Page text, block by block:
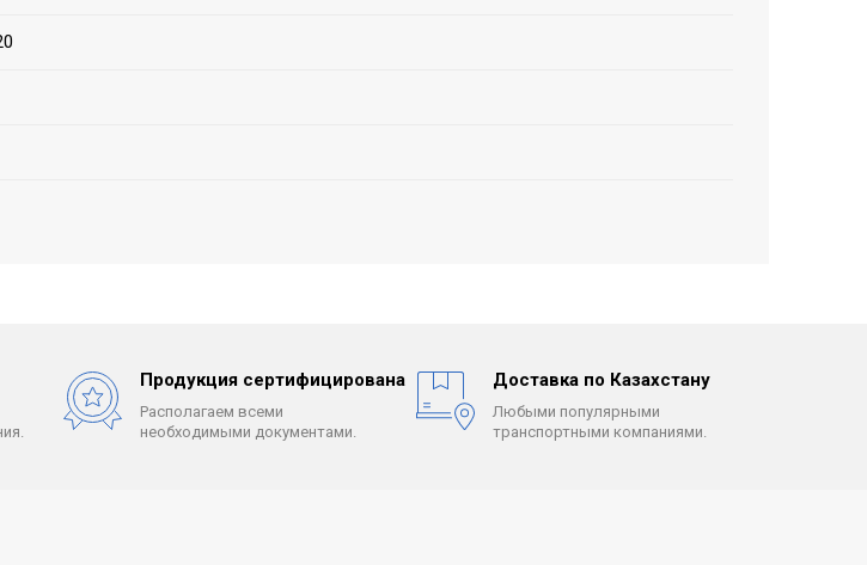
Продукция сертифицирована
Располагаем всеми
необходимыми документами.
Доставка по Казахстану
Любыми популярными
транспортными компаниями.